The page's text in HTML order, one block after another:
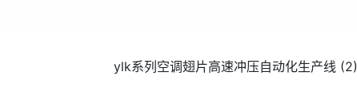
ylk系列空调翅片高速冲压自动化生产线 (2)